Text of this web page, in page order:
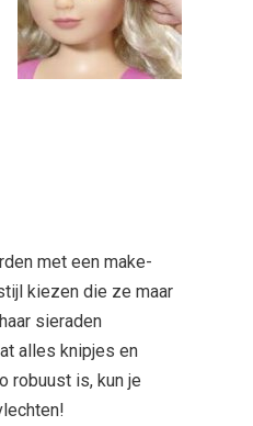
met een make-
kiezen die ze maar
sieraden
alles knipjes en
robuust is, kun je